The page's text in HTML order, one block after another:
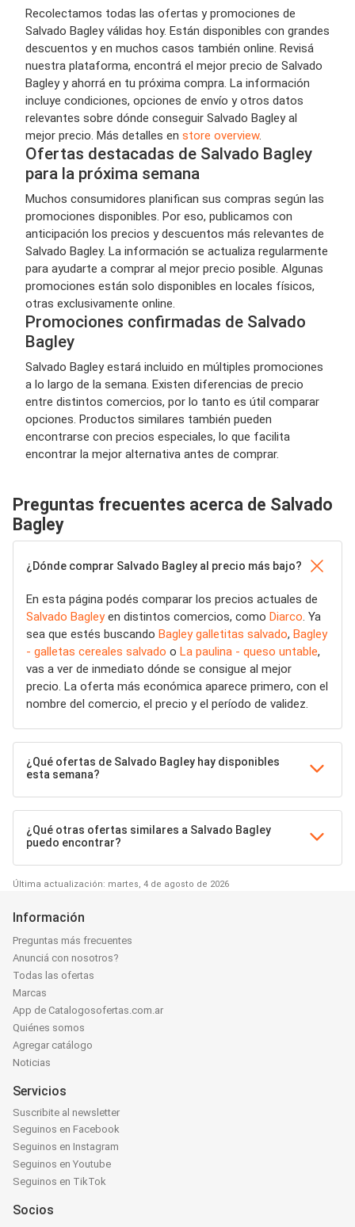
Recolectamos todas las ofertas y promociones de
Salvado Bagley válidas hoy. Están disponibles con grandes
descuentos y en muchos casos también online. Revisá
nuestra plataforma, encontrá el mejor precio de Salvado
Bagley y ahorrá en tu próxima compra. La información
incluye condiciones, opciones de envío y otros datos
relevantes sobre dónde conseguir Salvado Bagley al
mejor precio. Más detalles en store overview.
Ofertas destacadas de Salvado Bagley
para la próxima semana
Muchos consumidores planifican sus compras según las
promociones disponibles. Por eso, publicamos con
anticipación los precios y descuentos más relevantes de
Salvado Bagley. La información se actualiza regularmente
para ayudarte a comprar al mejor precio posible. Algunas
promociones están solo disponibles en locales físicos,
otras exclusivamente online.
Promociones confirmadas de Salvado
Bagley
Salvado Bagley estará incluido en múltiples promociones
a lo largo de la semana. Existen diferencias de precio
entre distintos comercios, por lo tanto es útil comparar
opciones. Productos similares también pueden
encontrarse con precios especiales, lo que facilita
encontrar la mejor alternativa antes de comprar.
Preguntas frecuentes acerca de Salvado
Bagley
¿Dónde comprar Salvado Bagley al precio más bajo?
En esta página podés comparar los precios actuales de
Salvado Bagleyen distintos comercios, como Diarco. Ya
sea que estés buscando Bagley galletitas salvado, Bagley
- galletas cereales salvado o La paulina - queso untable,
vas a ver de inmediato dónde se consigue al mejor
precio. La oferta más económica aparece primero, con el
nombre del comercio, el precio y el período de validez.
¿Qué ofertas de Salvado Bagley hay disponibles
esta semana?
¿Qué otras ofertas similares a Salvado Bagley
puedo encontrar?
Última actualización: martes, 4 de agosto de 2026
Información
Preguntas más frecuentes
Anunciá con nosotros?
Todas las ofertas
Marcas
App de Catalogosofertas.com.ar
Quiénes somos
Agregar catálogo
Noticias
Servicios
Suscribite al newsletter
Seguinos en Facebook
Seguinos en Instagram
Seguinos en Youtube
Seguinos en TikTok
Socios